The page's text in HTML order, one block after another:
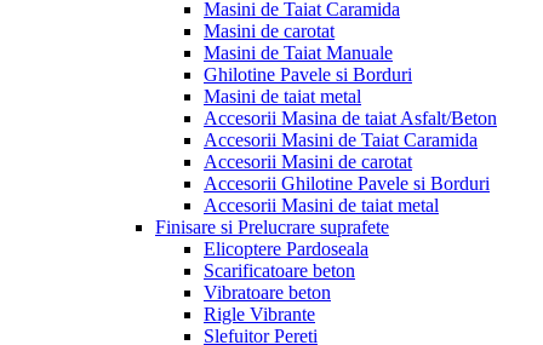
Masini de Taiat Caramida
Masini de carotat
Masini de Taiat Manuale
Ghilotine Pavele si Borduri
Masini de taiat metal
Accesorii Masina de taiat Asfalt/Beton
Accesorii Masini de Taiat Caramida
Accesorii Masini de carotat
Accesorii Ghilotine Pavele si Borduri
Accesorii Masini de taiat metal
Finisare si Prelucrare suprafete
Elicoptere Pardoseala
Scarificatoare beton
Vibratoare beton
Rigle Vibrante
Slefuitor Pereti